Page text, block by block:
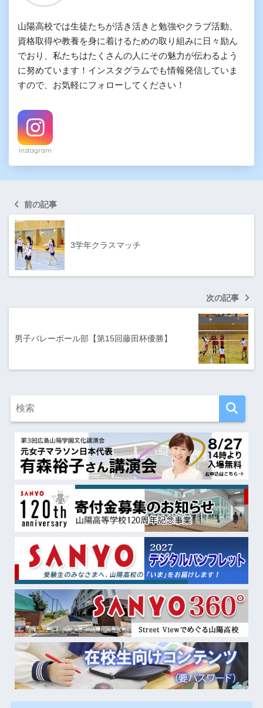
山陽高校では生徒たちが活き活きと勉強やクラブ活動、
資格取得や教養を身に着けるための取り組みに日々励ん
でおり、私たちはたくさんの人にその魅力が伝わるよう
に努めています！インスタグラムでも情報発信していま
すので、お気軽にフォローしてください！
Instagram
前の記事
3学年クラスマッチ
次の記事
男子バレーボール部【第15回藤田杯優勝】